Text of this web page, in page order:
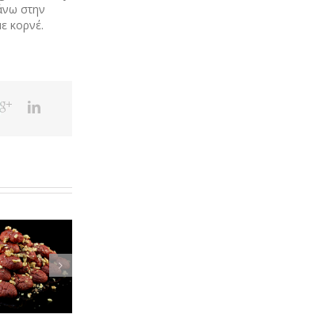
στην
κορνέ.
Η ΣΥΝΤΑΓΗ ΤΟΥ
ΜΗΝΑ – ΟΚΤΩΒΡΗΣ